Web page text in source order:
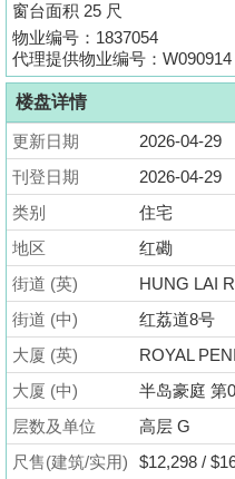
地
产
新
闻
数
据
公
布
置
业
手
册
关
於
窗台面积 25 尺
物业编号：1837054
代理提供物业编号：W090914
楼盘详情
更新日期
2026-04-29
刊登日期
2026-04-29
类别
住宅
地区
红磡
街道 (英)
HUNG LAI
街道 (中)
红荔道8号
大厦 (英)
ROYAL
大厦 (中)
半岛豪庭 第
层数及单位
高层 G
尺售(建筑/实用)
$12,298 /